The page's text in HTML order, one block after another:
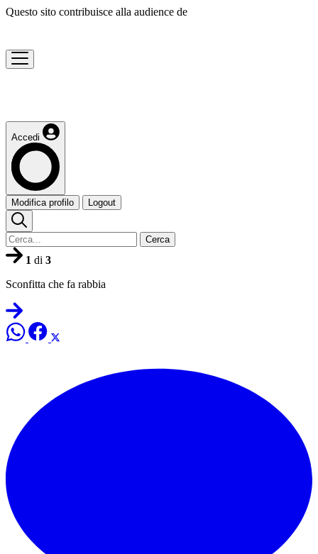
Questo sito contribuisce alla audience de
Accedi
Modifica profilo Logout
Cerca
1 di 3
Sconfitta che fa rabbia